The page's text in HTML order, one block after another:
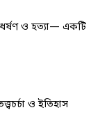
ও হত্যা— একটি
ও ইতিহাস